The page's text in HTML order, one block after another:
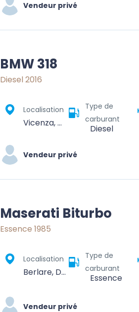
Vendeur privé
BMW 318
Diesel 2016
Localisation
Vicenza, Veneto, 36100, Italia
Type de
carburant
Diesel
Vendeur privé
Maserati Biturbo
Essence 1985
Localisation
Berlare, Dendermonde, Oost-Vlaanderen, Vlaanderen, 9290, België
Type de
carburant
Essence
Vendeur privé